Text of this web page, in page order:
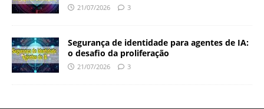
21/07/2026 3
Segurança de identidade para agentes de IA:
o desafio da proliferação
21/07/2026 3